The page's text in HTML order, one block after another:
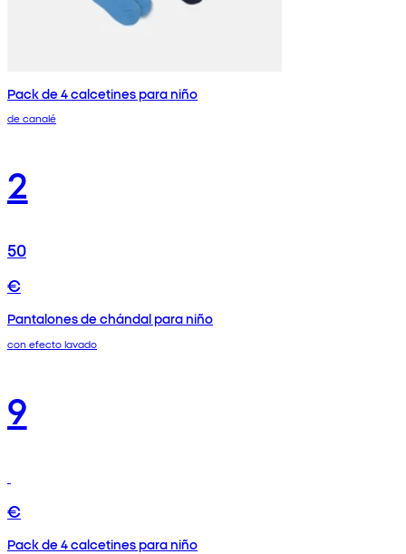
Pack de 4 calcetines para niño
de canalé
2
50
€
Pantalones de chándal para niño
con efecto lavado
9
€
Pack de 4 calcetines para niño